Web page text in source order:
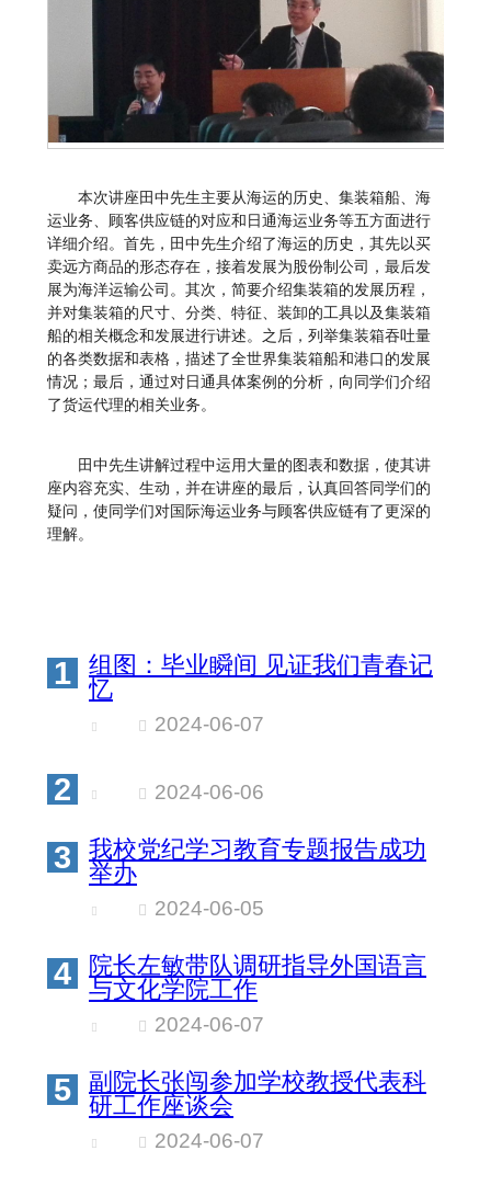
本次讲座田中先生主要从海运的历史、集装箱船、海
运业务、顾客供应链的对应和日通海运业务等五方面进行
详细介绍。首先，田中先生介绍了海运的历史，其先以买
卖远方商品的形态存在，接着发展为股份制公司，最后发
展为海洋运输公司。其次，简要介绍集装箱的发展历程，
并对集装箱的尺寸、分类、特征、装卸的工具以及集装箱
船的相关概念和发展进行讲述。之后，列举集装箱吞吐量
的各类数据和表格，描述了全世界集装箱船和港口的发展
情况；最后，通过对日通具体案例的分析，向同学们介绍
了货运代理的相关业务。
田中先生讲解过程中运用大量的图表和数据，使其讲
座内容充实、生动，并在讲座的最后，认真回答同学们的
疑问，使同学们对国际海运业务与顾客供应链有了更深的
理解。
1
组图：毕业瞬间 见证我们青春记
忆
2024-06-07
2 2024-06-06
3
我校党纪学习教育专题报告成功
举办
2024-06-05
4
院长左敏带队调研指导外国语言
与文化学院工作
2024-06-07
5
副院长张闯参加学校教授代表科
研工作座谈会
2024-06-07